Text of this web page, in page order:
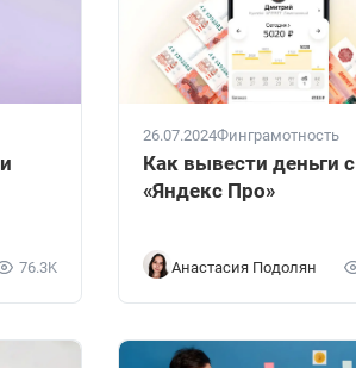
76.3K
26.07.2024Финграмотность
Как вывести деньги с
«Яндекс Про»
Анастасия Подолян